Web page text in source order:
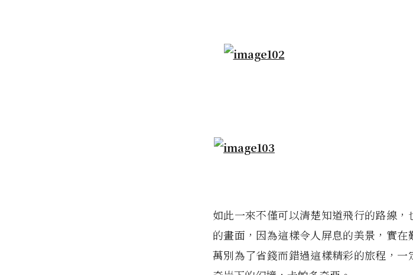
如此一來不僅可以清楚知道飛行的路線
的畫面，因為這樣令人屏息的美景，實
萬別為了省錢而錯過這樣精彩的旅程，